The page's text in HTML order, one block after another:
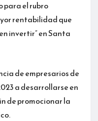
para el rubro
rentabilidad que
invertir” en Santa
de empresarios de
a desarrollarse en
de promocionar la